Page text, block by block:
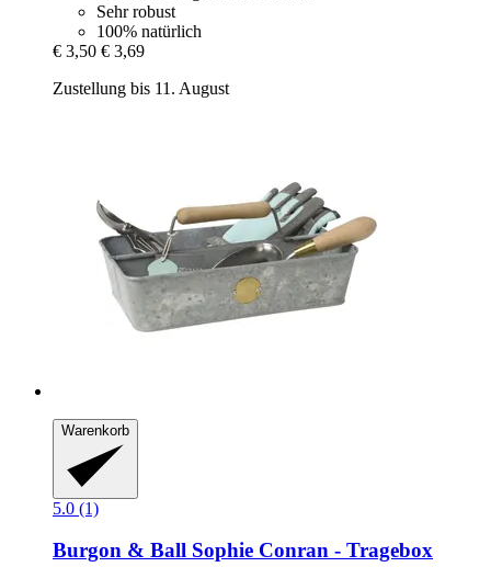
Sehr robust
100% natürlich
€ 3,50 € 3,69
Zustellung bis 11. August
Warenkorb
5.0 (1)
Burgon & Ball Sophie Conran -​ Tragebox